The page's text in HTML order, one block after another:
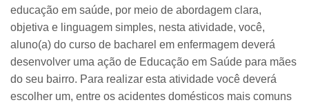
educação em saúde, por meio de abordagem clara,
objetiva e linguagem simples, nesta atividade, você,
aluno(a) do curso de bacharel em enfermagem deverá
desenvolver uma ação de Educação em Saúde para mães
do seu bairro. Para realizar esta atividade você deverá
escolher um, entre os acidentes domésticos mais comuns